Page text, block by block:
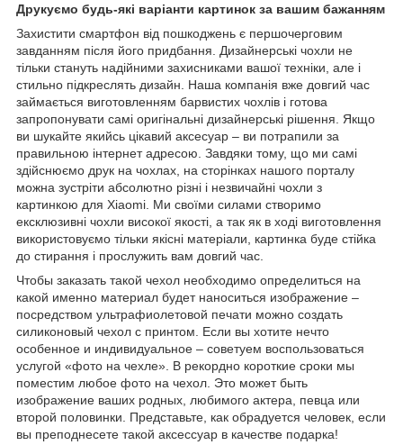
Друкуємо будь-які варіанти картинок за вашим бажанням
Захистити смартфон від пошкоджень є першочерговим
завданням після його придбання. Дизайнерські чохли не
тільки стануть надійними захисниками вашої техніки, але і
стильно підкреслять дизайн. Наша компанія вже довгий час
займається виготовленням барвистих чохлів і готова
запропонувати самі оригінальні дизайнерські рішення. Якщо
ви шукайте якийсь цікавий аксесуар – ви потрапили за
правильною інтернет адресою. Завдяки тому, що ми самі
здійснюємо друк на чохлах, на сторінках нашого порталу
можна зустріти абсолютно різні і незвичайні чохли з
картинкою для Xiaomi. Ми своїми силами створимо
ексклюзивні чохли високої якості, а так як в ході виготовлення
використовуємо тільки якісні матеріали, картинка буде стійка
до стирання і прослужить вам довгий час.
Чтобы заказать такой чехол необходимо определиться на
какой именно материал будет наноситься изображение –
посредством ультрафиолетовой печати можно создать
силиконовый чехол с принтом. Если вы хотите нечто
особенное и индивидуальное – советуем воспользоваться
услугой «фото на чехле». В рекордно короткие сроки мы
поместим любое фото на чехол. Это может быть
изображение ваших родных, любимого актера, певца или
второй половинки. Представьте, как обрадуется человек, если
вы преподнесете такой аксессуар в качестве подарка!